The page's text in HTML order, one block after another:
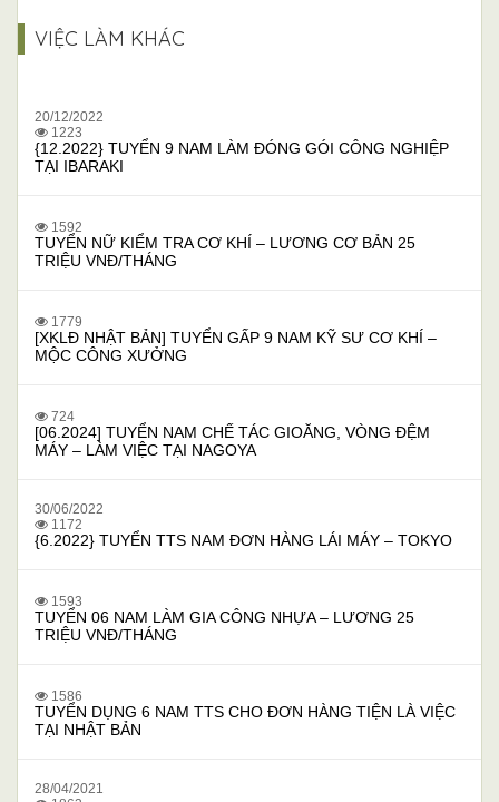
VIỆC LÀM KHÁC
20/12/2022
1223
{12.2022} TUYỂN 9 NAM LÀM ĐÓNG GÓI CÔNG NGHIỆP
TẠI IBARAKI
1592
TUYỂN NỮ KIỂM TRA CƠ KHÍ – LƯƠNG CƠ BẢN 25
TRIỆU VNĐ/THÁNG
1779
[XKLĐ NHẬT BẢN] TUYỂN GẤP 9 NAM KỸ SƯ CƠ KHÍ –
MỘC CÔNG XƯỞNG
724
[06.2024] TUYỂN NAM CHẾ TÁC GIOĂNG, VÒNG ĐỆM
MÁY – LÀM VIỆC TẠI NAGOYA
30/06/2022
1172
{6.2022} TUYỂN TTS NAM ĐƠN HÀNG LÁI MÁY – TOKYO
1593
TUYỂN 06 NAM LÀM GIA CÔNG NHỰA – LƯƠNG 25
TRIỆU VNĐ/THÁNG
1586
TUYỂN DỤNG 6 NAM TTS CHO ĐƠN HÀNG TIỆN LÀ VIỆC
TẠI NHẬT BẢN
28/04/2021